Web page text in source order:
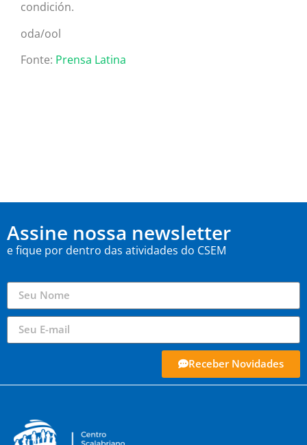
condición.
oda/ool
Fonte: Prensa Latina
Assine nossa newsletter
e fique por dentro das atividades do CSEM
Receber Novidades